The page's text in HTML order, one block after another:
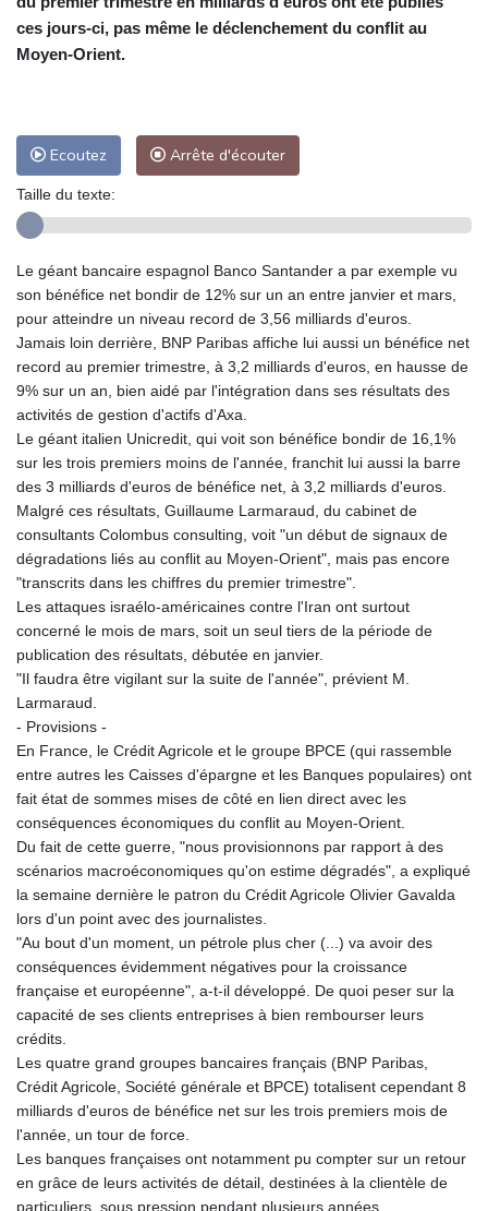
ces jours-ci, pas même le déclenchement du conflit au
Moyen-Orient.
Ecoutez Arrête d'écouter
Taille du texte:
Le géant bancaire espagnol Banco Santander a par exemple vu
son bénéfice net bondir de 12% sur un an entre janvier et mars,
pour atteindre un niveau record de 3,56 milliards d'euros.
Jamais loin derrière, BNP Paribas affiche lui aussi un bénéfice net
record au premier trimestre, à 3,2 milliards d'euros, en hausse de
9% sur un an, bien aidé par l'intégration dans ses résultats des
activités de gestion d'actifs d'Axa.
Le géant italien Unicredit, qui voit son bénéfice bondir de 16,1%
sur les trois premiers moins de l'année, franchit lui aussi la barre
des 3 milliards d'euros de bénéfice net, à 3,2 milliards d'euros.
Malgré ces résultats, Guillaume Larmaraud, du cabinet de
consultants Colombus consulting, voit "un début de signaux de
dégradations liés au conflit au Moyen-Orient", mais pas encore
"transcrits dans les chiffres du premier trimestre".
Les attaques israélo-américaines contre l'Iran ont surtout
concerné le mois de mars, soit un seul tiers de la période de
publication des résultats, débutée en janvier.
"Il faudra être vigilant sur la suite de l'année", prévient M.
Larmaraud.
- Provisions -
En France, le Crédit Agricole et le groupe BPCE (qui rassemble
entre autres les Caisses d'épargne et les Banques populaires) ont
fait état de sommes mises de côté en lien direct avec les
conséquences économiques du conflit au Moyen-Orient.
Du fait de cette guerre, "nous provisionnons par rapport à des
scénarios macroéconomiques qu'on estime dégradés", a expliqué
la semaine dernière le patron du Crédit Agricole Olivier Gavalda
lors d'un point avec des journalistes.
"Au bout d'un moment, un pétrole plus cher (...) va avoir des
conséquences évidemment négatives pour la croissance
française et européenne", a-t-il développé. De quoi peser sur la
capacité de ses clients entreprises à bien rembourser leurs
crédits.
Les quatre grand groupes bancaires français (BNP Paribas,
Crédit Agricole, Société générale et BPCE) totalisent cependant 8
milliards d'euros de bénéfice net sur les trois premiers mois de
l'année, un tour de force.
Les banques françaises ont notamment pu compter sur un retour
en grâce de leurs activités de détail, destinées à la clientèle de
particuliers, sous pression pendant plusieurs années.